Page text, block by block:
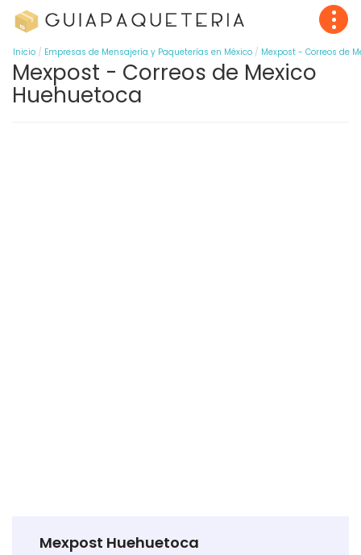
Inicio Empresas de Mensajería y Paqueterías en México Mexpost - Correos de
Mexpost - Correos de Mexico
Huehuetoca
Mexpost Huehuetoca